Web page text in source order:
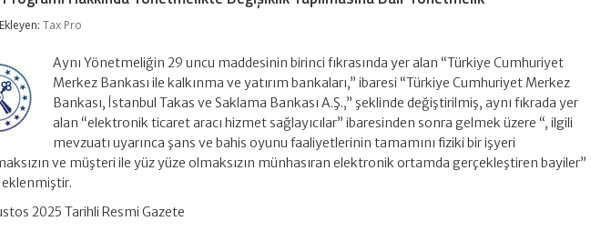
Tax Pro
Aynı Yönetmeliğin 29 uncu maddesinin birinci fıkrasında yer alan “Türkiye Cumhuriyet
Merkez Bankası ile kalkınma ve yatırım bankaları,” ibaresi “Türkiye Cumhuriyet Merkez
Bankası, İstanbul Takas ve Saklama Bankası A.Ş.,” şeklinde değiştirilmiş, aynı fıkrada yer
alan “elektronik ticaret aracı hizmet sağlayıcılar” ibaresinden sonra gelmek üzere “, ilgili
mevzuatı uyarınca şans ve bahis oyunu faaliyetlerinin tamamını fiziki bir işyeri
ve müşteri ile yüz yüze olmaksızın münhasıran elektronik ortamda gerçekleştiren bayiler”
eklenmiştir.
2025 Tarihli Resmi Gazete